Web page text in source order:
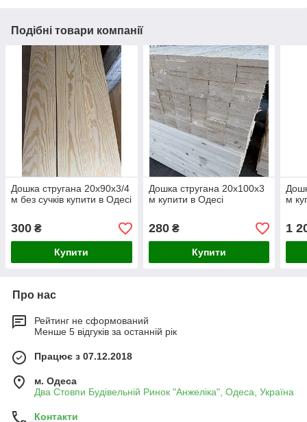
Подібні товари компанії
Дошка стругана 20х90х3/4
м без сучків купити в Одесі
300 ₴
Купити
Дошка стругана 20х100х3
м купити в Одесі
280₴
Купити
м
1
Про нас
Рейтинг не сформований
Менше 5 відгуків за останній рік
Працює з 07.12.2018
м. Одеса
Два Стовпи Будівельній Ринок "Анжеліка", Одеса, Україна
Контакти